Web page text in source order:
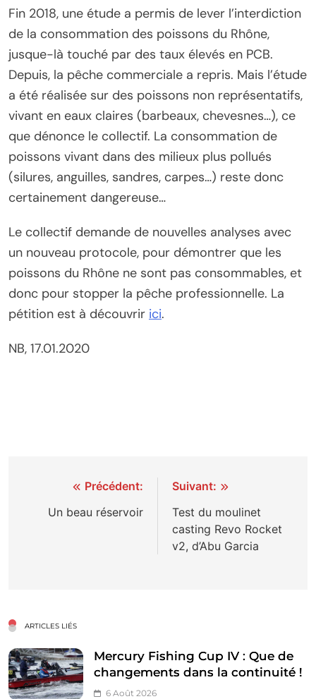
Fin 2018, une étude a permis de lever l’interdiction
de la consommation des poissons du Rhône,
jusque-là touché par des taux élevés en PCB.
Depuis, la pêche commerciale a repris. Mais l’étude
a été réalisée sur des poissons non représentatifs,
vivant en eaux claires (barbeaux, chevesnes…), ce
que dénonce le collectif. La consommation de
poissons vivant dans des milieux plus pollués
(silures, anguilles, sandres, carpes…) reste donc
certainement dangereuse…
Le collectif demande de nouvelles analyses avec
un nouveau protocole, pour démontrer que les
poissons du Rhône ne sont pas consommables, et
donc pour stopper la pêche professionnelle. La
pétition est à découvrir ici.
NB, 17.01.2020
NavigationPrécédent:
Un beau réservoir
Suivant:
Test du moulinet
casting Revo Rocket
v2, d’Abu Garcia
ARTICLES LIÉS
Mercury Fishing Cup IV : Que de
changements dans la continuité !
6 Août 2026